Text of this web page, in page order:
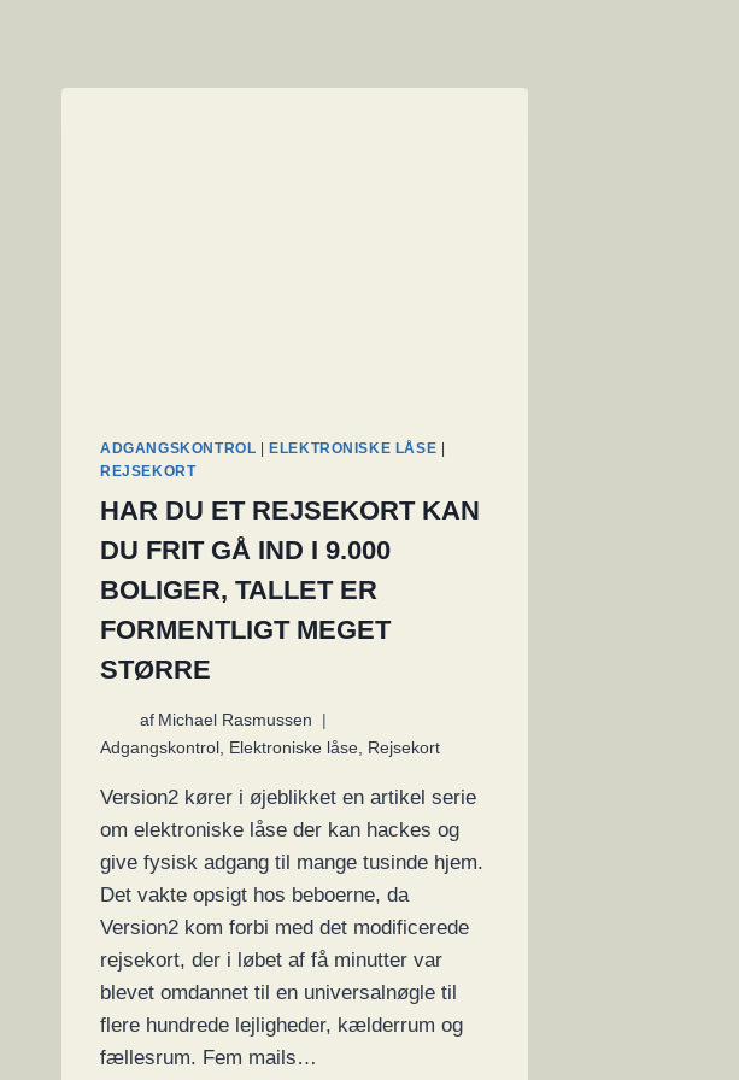
ADGANGSKONTROL |ELEKTRONISKE LÅSE |
REJSEKORT
HAR DU ET REJSEKORT KAN
DU FRIT GÅ IND I 9.000
BOLIGER, TALLET ER
FORMENTLIGT MEGET
STØRRE
af Michael Rasmussen
Adgangskontrol , Elektroniske låse, Rejsekort
Version2 kører i øjeblikket en artikel serie
om elektroniske låse der kan hackes og
give fysisk adgang til mange tusinde hjem.
Det vakte opsigt hos beboerne, da
Version2 kom forbi med det modificerede
rejsekort, der i løbet af få minutter var
blevet omdannet til en universalnøgle til
flere hundrede lejligheder, kælderrum og
fællesrum. Fem mails…